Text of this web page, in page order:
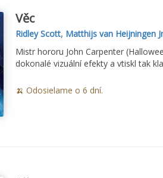
Věc
Ridley Scott, Matthijs van Heijningen
Mistr hororu John Carpenter
dokonalé vizuální efekty a vtiskl tak
🍌 Odosielame o 6 dní.